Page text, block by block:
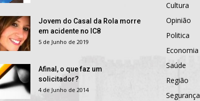
Jovem do Casal da Rola morre
em acidente no IC8
5 de Junho de 2019
Afinal, o que faz um
solicitador?
4 de Junho de 2014
Cultura
Opinião
Politica
Economia
Saúde
Região
Segurança